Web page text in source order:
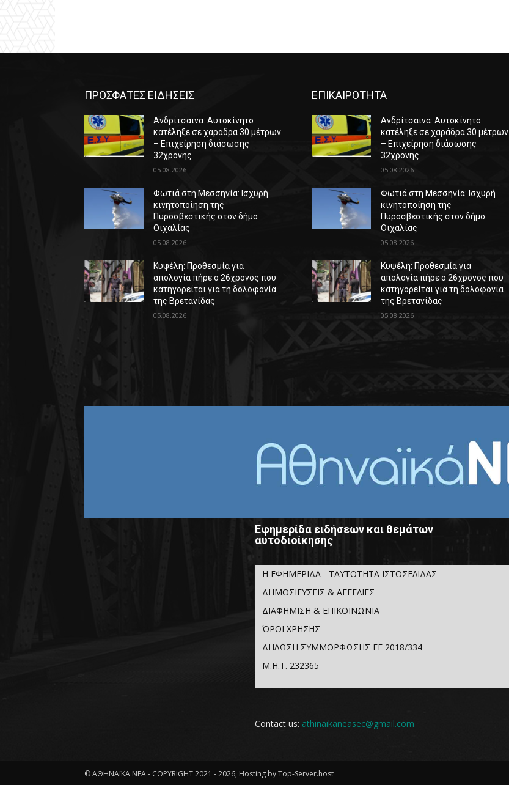
ΠΡΟΣΦΑΤΕΣ ΕΙΔΗΣΕΙΣ
Ανδρίτσαινα: Αυτοκίνητο
κατέληξε σε χαράδρα 30 μέτρων
– Επιχείρηση διάσωσης
32χρονης
05.08.2026
Φωτιά στη Μεσσηνία: Ισχυρή
κινητοποίηση της
Πυροσβεστικής στον δήμο
Οιχαλίας
05.08.2026
Κυψέλη: Προθεσμία για
απολογία πήρε ο 26χρονος που
κατηγορείται για τη δολοφονία
της Βρετανίδας
05.08.2026
ΕΠΙΚΑΙΡΟΤΗΤΑ
Ανδρίτσαινα: Αυτοκίνητο
κατέληξε σε χαράδρα 30 μέτρων
– Επιχείρηση διάσωσης
32χρονης
05.08.2026
Φωτιά στη Μεσσηνία: Ισχυρή
κινητοποίηση της
Πυροσβεστικής στον δήμο
Οιχαλίας
05.08.2026
Κυψέλη: Προθεσμία για
απολογία πήρε ο 26χρονος που
κατηγορείται για τη δολοφονία
της Βρετανίδας
05.08.2026
Εφημερίδα ειδήσεων και θεμάτων
αυτοδιοίκησης
Η ΕΦΗΜΕΡΙΔΑ - ΤΑΥΤΟΤΗΤΑ ΙΣΤΟΣΕΛΙΔΑΣ
ΔΗΜΟΣΙΕΥΣΕΙΣ & ΑΓΓΕΛΙΕΣ
ΔΙΑΦΗΜΙΣΗ & ΕΠΙΚΟΙΝΩΝΙΑ
ΌΡΟΙ ΧΡΗΣΗΣ
ΔΗΛΩΣΗ ΣΥΜΜΟΡΦΩΣΗΣ ΕΕ 2018/334
Μ.Η.Τ. 232365
Contact us: athinaikaneasec@gmail.com
© ΑΘΗΝΑΪΚΑ ΝΕΑ - COPYRIGHT 2021 - 2026, Hosting by Top-Server.host